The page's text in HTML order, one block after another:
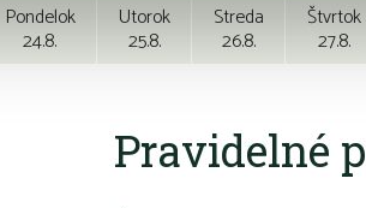
Pondelok
24.8.
Utorok
25.8.
Streda
26.8.
Štvrtok
27.8.
Pravidelné